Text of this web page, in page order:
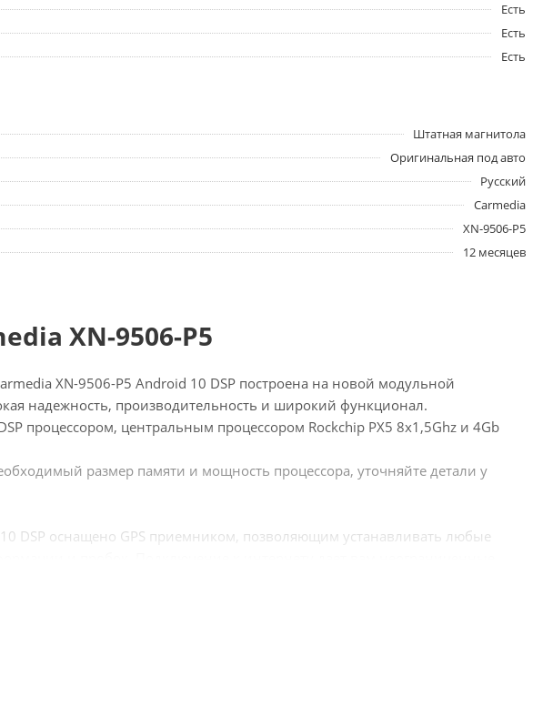
Есть
Есть
Есть
Штатная магнитола
Оригинальная под авто
Русский
Carmedia
XN-9506-P5
12 месяцев
XN-9506-P5
XN-9506-P5 Android 10 DSP построена на новой модульной
надежность, производительность и широкий функционал.
процессором, центральным процессором Rockchip PX5 8x1,5Ghz и 4Gb
размер памяти и мощность процессора, уточняйте детали у
DSP оснащено GPS приемником, позволяющим устанавливать любые
используемых программ с Play Market. Громкая связь, видео в
носителей и вашего смартфона - самые часто используемые функции.